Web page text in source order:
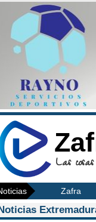
Las
Zafra